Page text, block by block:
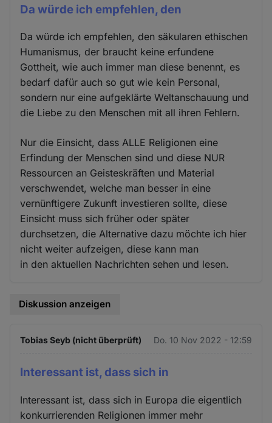
Da würde ich empfehlen, den
Da würde ich empfehlen, den säkularen ethischen
Humanismus, der braucht keine erfundene
Gottheit, wie auch immer man diese benennt, es
bedarf dafür auch so gut wie kein Personal,
sondern nur eine aufgeklärte Weltanschauung und
die Liebe zu den Menschen mit all ihren Fehlern.
Nur die Einsicht, dass ALLE Religionen eine
Erfindung der Menschen sind und diese NUR
Ressourcen an Geisteskräften und Material
verschwendet, welche man besser in eine
vernünftigere Zukunft investieren sollte, diese
Einsicht muss sich früher oder später
durchsetzen, die Alternative dazu möchte ich hier
nicht weiter aufzeigen, diese kann man
in den aktuellen Nachrichten sehen und lesen.
Diskussion anzeigen
Tobias Seyb (nicht überprüft) Do. 10 Nov 2022 - 12:59
Interessant ist, dass sich in
Interessant ist, dass sich in Europa die eigentlich
konkurrierenden Religionen immer mehr